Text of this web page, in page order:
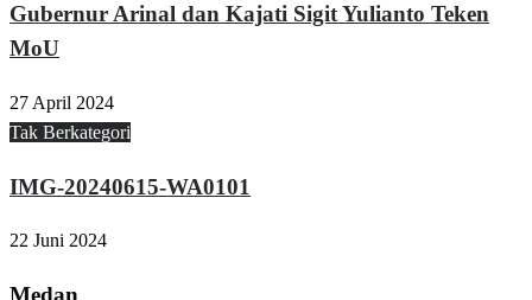
Gubernur Arinal dan Kajati Sigit Yulianto Teken
MoU
27 April 2024
Tak Berkategori
IMG-20240615-WA0101
22 Juni 2024
Medan